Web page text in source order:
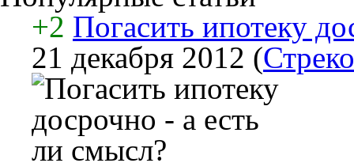
+2 Погасить ипотеку
21 декабря 2012 (